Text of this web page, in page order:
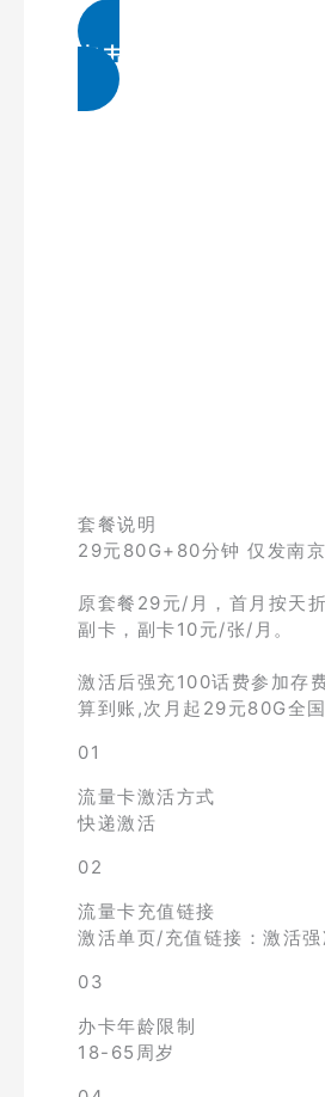
点击免费领取
套餐说明
29元80G+80分钟 仅发南
原套餐29元/月，首月按天
副卡，副卡10元/张/月。
激活后强充100话费参加存
算到账,次月起29元80G全
01
流量卡激活方式
快递激活
02
流量卡充值链接
激活单页/充值链接：激活
03
办卡年龄限制
18-65周岁